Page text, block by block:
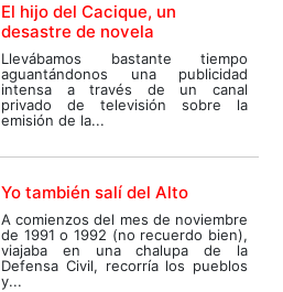
El hijo del Cacique, un
desastre de novela
Llevábamos bastante tiempo
aguantándonos una publicidad
intensa a través de un canal
privado de televisión sobre la
emisión de la...
Yo también salí del Alto
A comienzos del mes de noviembre
de 1991 o 1992 (no recuerdo bien),
viajaba en una chalupa de la
Defensa Civil, recorría los pueblos
y...